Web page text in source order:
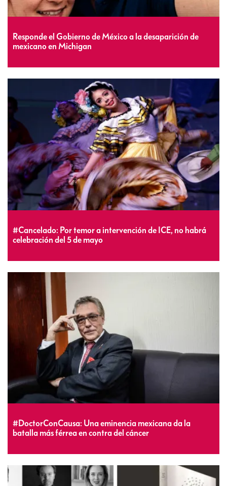
Responde el Gobierno de México a la desaparición de
mexicano en Michigan
#Cancelado: Por temor a intervención de ICE, no habrá
celebración del 5 de mayo
#DoctorConCausa: Una eminencia mexicana da la
batalla más férrea en contra del cáncer